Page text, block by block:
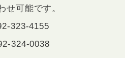
せ可能です。
323-4155
324-0038